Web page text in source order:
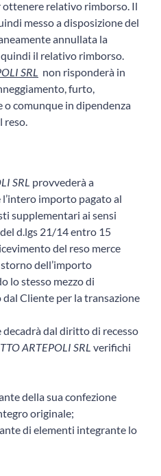
ottenere relativo rimborso. Il
messo a disposizione del
annullata la
quindi il relativo rimborso.
SRL non risponderà in
furto,
comunque in dipendenza
reso.
SRL provvederà a
importo pagato al
supplementari ai sensi
d.lgs 21/14 entro 15
del reso merce
dell’importo
lo stesso mezzo di
Cliente per la transazione
decadrà dal diritto di recesso
ARTEPOLI SRL verifichi
della sua confezione
originale;
di elementi integrante lo